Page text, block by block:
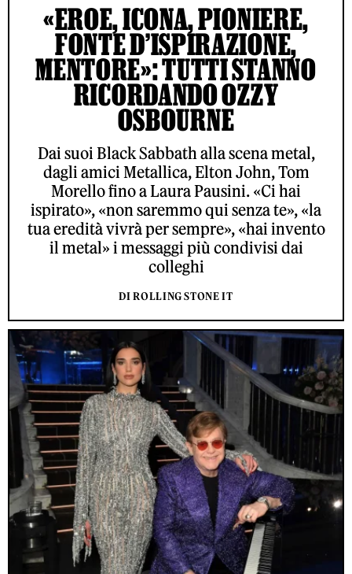
«EROE, ICONA, PIONIERE,
FONTE D’ISPIRAZIONE,
MENTORE»: TUTTI STANNO
RICORDANDO OZZY
OSBOURNE
Dai suoi Black Sabbath alla scena metal,
dagli amici Metallica, Elton John, Tom
Morello fino a Laura Pausini. «Ci hai
ispirato», «non saremmo qui senza te», «la
tua eredità vivrà per sempre», «hai invento
il metal» i messaggi più condivisi dai
colleghi
DI ROLLING STONE IT